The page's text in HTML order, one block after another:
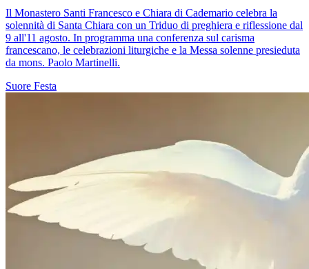
Il Monastero Santi Francesco e Chiara di Cademario celebra la
solennità di Santa Chiara con un Triduo di preghiera e riflessione dal
9 all'11 agosto. In programma una conferenza sul carisma
francescano, le celebrazioni liturgiche e la Messa solenne presieduta
da mons. Paolo Martinelli.
Suore Festa